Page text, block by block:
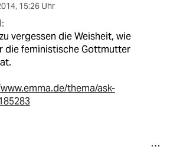
, 15:26 Uhr
vergessen die Weisheit, wie
die feministische Gottmutter
thema/ask-